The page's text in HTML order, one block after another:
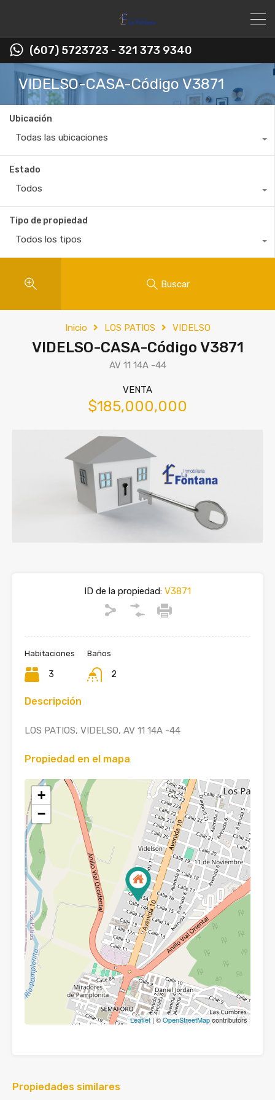
(607) 5723723 - 321 373 9340
VIDELSO-CASA-Código V3871
Ubicación
Todas las ubicaciones
Estado
Todos
Tipo de propiedad
Todos los tipos
Buscar
Inicio LOS PATIOS VIDELSO
VIDELSO-CASA-Código V3871
AV 11 14A -44
VENTA
$185,000,000
ID de la propiedad: V3871
Habitaciones
3
Baños
2
Descripción
LOS PATIOS, VIDELSO, AV 11 14A -44
Propiedad en el mapa
+
−
Leaflet | ©OpenStreetMapcontributors
Propiedades similares